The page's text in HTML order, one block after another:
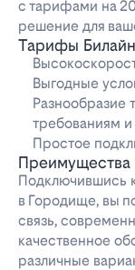
с тарифами на
решение для
Тарифы
Выгодные
требованиям
Простое
Преимущества
Подключившись
в Городище, вы
связь,
качественное
различные